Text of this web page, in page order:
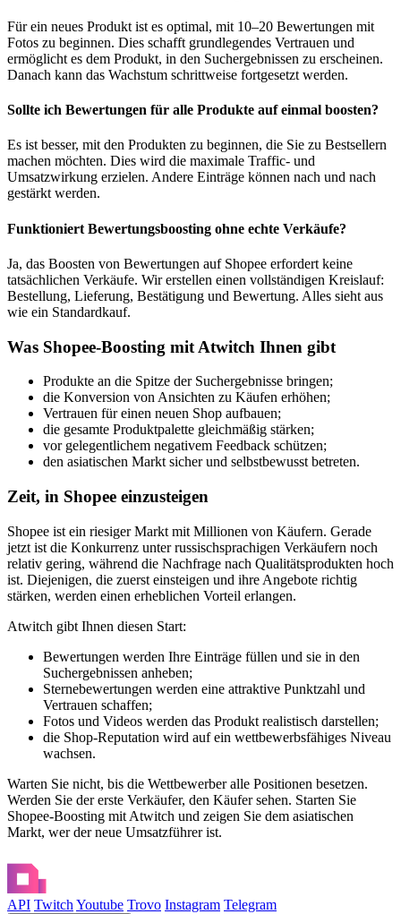
Für ein neues Produkt ist es optimal, mit 10–20 Bewertungen mit
Fotos zu beginnen. Dies schafft grundlegendes Vertrauen und
ermöglicht es dem Produkt, in den Suchergebnissen zu erscheinen.
Danach kann das Wachstum schrittweise fortgesetzt werden.
Sollte ich Bewertungen für alle Produkte auf einmal boosten?
Es ist besser, mit den Produkten zu beginnen, die Sie zu Bestsellern
machen möchten. Dies wird die maximale Traffic- und
Umsatzwirkung erzielen. Andere Einträge können nach und nach
gestärkt werden.
Funktioniert Bewertungsboosting ohne echte Verkäufe?
Ja, das Boosten von Bewertungen auf Shopee erfordert keine
tatsächlichen Verkäufe. Wir erstellen einen vollständigen Kreislauf:
Bestellung, Lieferung, Bestätigung und Bewertung. Alles sieht aus
wie ein Standardkauf.
Was Shopee-Boosting mit Atwitch Ihnen gibt
Produkte an die Spitze der Suchergebnisse bringen;
die Konversion von Ansichten zu Käufen erhöhen;
Vertrauen für einen neuen Shop aufbauen;
die gesamte Produktpalette gleichmäßig stärken;
vor gelegentlichem negativem Feedback schützen;
den asiatischen Markt sicher und selbstbewusst betreten.
Zeit, in Shopee einzusteigen
Shopee ist ein riesiger Markt mit Millionen von Käufern. Gerade
jetzt ist die Konkurrenz unter russischsprachigen Verkäufern noch
relativ gering, während die Nachfrage nach Qualitätsprodukten hoch
ist. Diejenigen, die zuerst einsteigen und ihre Angebote richtig
stärken, werden einen erheblichen Vorteil erlangen.
Atwitch gibt Ihnen diesen Start:
Bewertungen werden Ihre Einträge füllen und sie in den
Suchergebnissen anheben;
Sternebewertungen werden eine attraktive Punktzahl und
Vertrauen schaffen;
Fotos und Videos werden das Produkt realistisch darstellen;
die Shop-Reputation wird auf ein wettbewerbsfähiges Niveau
wachsen.
Warten Sie nicht, bis die Wettbewerber alle Positionen besetzen.
Werden Sie der erste Verkäufer, den Käufer sehen. Starten Sie
Shopee-Boosting mit Atwitch und zeigen Sie dem asiatischen
Markt, wer der neue Umsatzführer ist.
API Twitch Youtube Trovo Instagram Telegram